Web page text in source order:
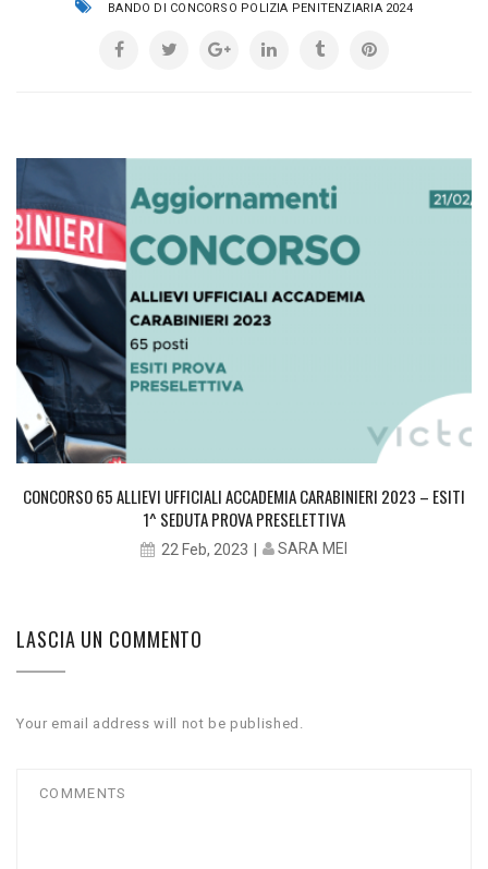
BANDO DI CONCORSO POLIZIA PENITENZIARIA 2024
CONCORSO 65 ALLIEVI UFFICIALI ACCADEMIA CARABINIERI 2023 – ESITI
1^ SEDUTA PROVA PRESELETTIVA
22 Feb, 2023 SARA MEI
LASCIA UN COMMENTO
Your email address will not be published.